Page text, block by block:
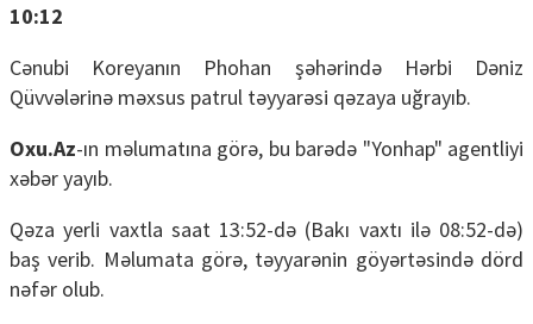
10:12
Cənubi Koreyanın Phohan şəhərində Hərbi Dəniz
Qüvvələrinə məxsus patrul təyyarəsi qəzaya uğrayıb.
Oxu.Az-ın məlumatına görə, bu barədə "Yonhap" agentliyi
xəbər yayıb.
Qəza yerli vaxtla saat 13:52-də (Bakı vaxtı ilə 08:52-də)
baş verib. Məlumata görə, təyyarənin göyərtəsində dörd
nəfər olub.